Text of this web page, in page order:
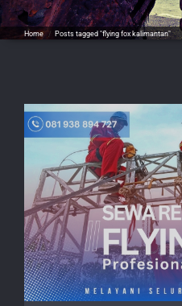
Home / Posts tagged "flying fox kalimantan"